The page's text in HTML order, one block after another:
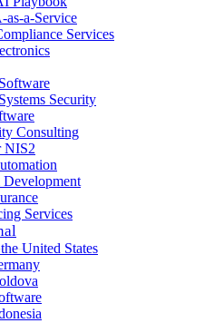
a-Service
Services
Security
Consulting
NIS2
Development
Services
United States